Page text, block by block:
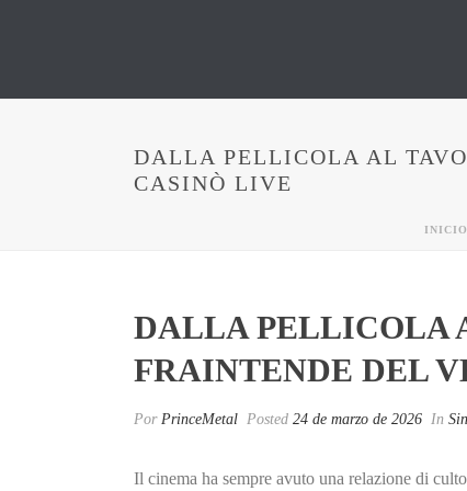
DALLA PELLICOLA AL
CASINÒ LIVE
INICIO
DALLA PELLICOLA
FRAINTENDE DEL
Por PrinceMetal Posted 24 de marzo de 2026 In
Il cinema ha sempre avuto una relazione di